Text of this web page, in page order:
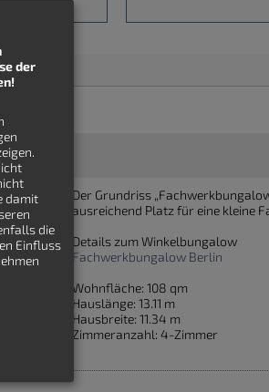
Der Grundriss
ausreichend Platz für eine kleine
Details zum Winkelbungalow
Fachwerkbungalow Berlin
Wohnfläche: 108 qm
Hauslänge: 13.11 m
Hausbreite: 11.34 m
Zimmeranzahl: 4-Zimmer
der
damit
die
Einfluss